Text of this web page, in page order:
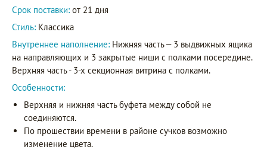
Срок поставки: от 21 дня
Стиль: Классика
Внутреннее наполнение: Нижняя часть – 3 выдвижных ящика
на направляющих и 3 закрытые ниши с полками посередине.
Верхняя часть - 3-х секционная витрина с полками.
Особенности:
Верхняя и нижняя часть буфета между собой не
соединяются.
По прошествии времени в районе сучков возможно
изменение цвета.